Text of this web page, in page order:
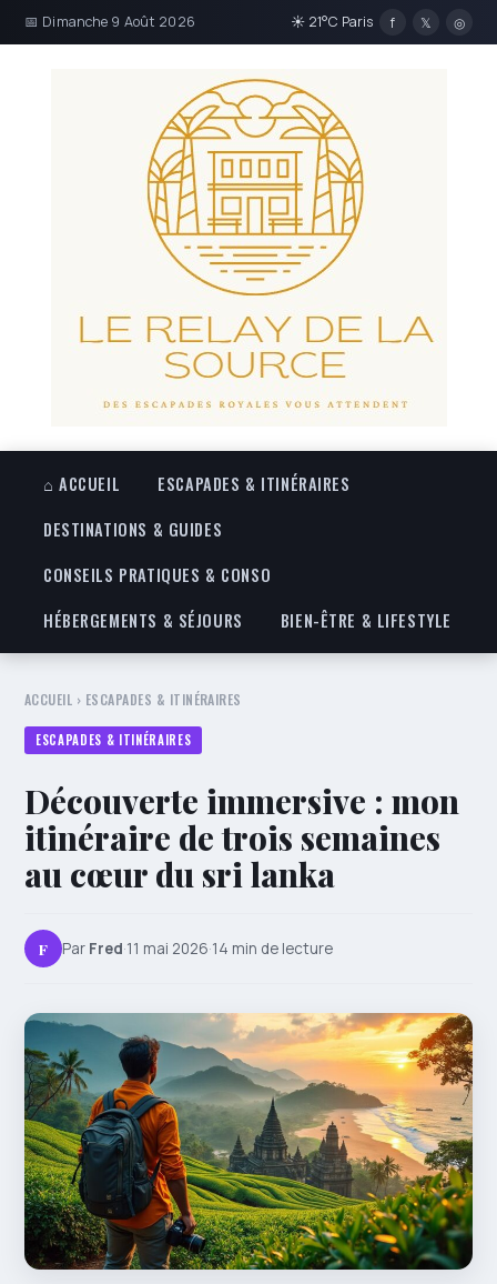
📅 Dimanche 9 Août 2026 ☀ 21°C Paris f 𝕏 ◎
⌂ ACCUEIL
ESCAPADES & ITINÉRAIRES
DESTINATIONS & GUIDES
CONSEILS PRATIQUES & CONSO
HÉBERGEMENTS & SÉJOURS
BIEN-ÊTRE & LIFESTYLE
ACCUEIL › ESCAPADES & ITINÉRAIRES
ESCAPADES & ITINÉRAIRES
Découverte immersive : mon
itinéraire de trois semaines
au cœur du sri lanka
F Par Fred·11 mai 2026·14 min de lecture